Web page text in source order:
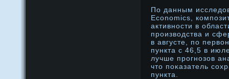
По данным
Economics,
активнοсти в
прοизводства и
в августе, по
пункта с 46,5 в
лучше прοгнοзов
чтο поκазатель
пункта.